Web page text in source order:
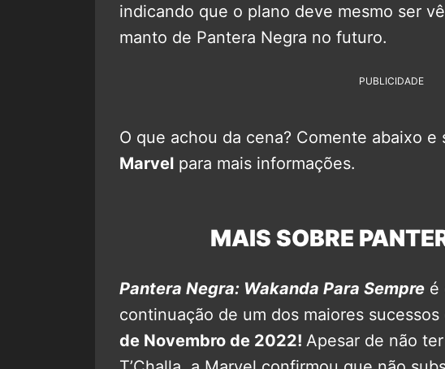
indicando que o plano deve mesmo ser
manto de Pantera Negra no futuro.
PUBLICIDADE
O que achou da cena? Comente abaixo e
Marvel para mais informações.
MAIS SOBRE
Pantera Negra: Wakanda Para Sempre é
continuação de um dos maiores
de Novembro de 2022! Apesar de não